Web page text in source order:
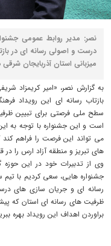
نصر: مدیر روابط عمومی
درست و اصولی رسانه ای در
میزبانی استان آذربایجان شرقی
به گزارش نصر، «امیر کریمزاد
بازتاب رسانه ای این رویداد
سطح ملی فرصتی برای تبیین
های تبریز و منطقه آزاد ارس را
وی از تدبیرات خود در این
جشنواره هایی، سعی کردیم با
رسانه ای و جریان سازی های
ظرفیت های رسانه ای استان که
براوردن اهداف این رویداد بهره